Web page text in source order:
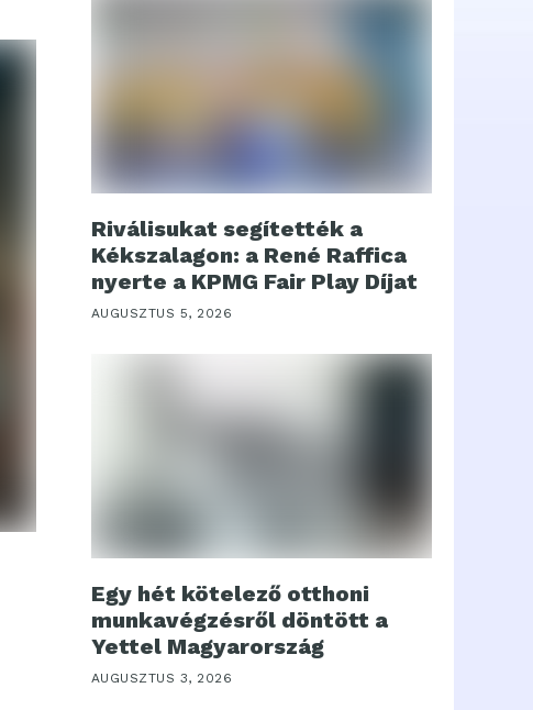
Riválisukat segítették a
Kékszalagon: a René Raffica
nyerte a KPMG Fair Play Díjat
AUGUSZTUS 5, 2026
Egy hét kötelező otthoni
munkavégzésről döntött a
Yettel Magyarország
AUGUSZTUS 3, 2026